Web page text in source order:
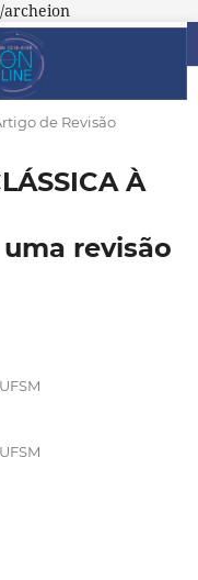
de Revisão
À
uma revisão